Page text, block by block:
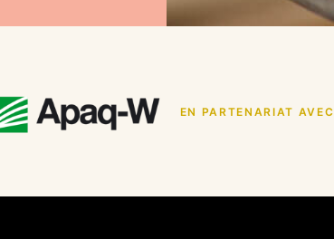
EN PARTENARIAT AVEC